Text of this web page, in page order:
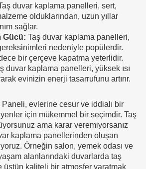
duvar kaplama panelleri, sert,
olduklarından, uzun yıllar
sağlar.
Gücü: Taş duvar kaplama panelleri,
nedeniyle popülerdir.
bir çerçeve kapatma yeterlidir.
duvar kaplama panelleri, yüksek ısı
evinizin enerji tasarrufunu artırır.
evlerine cesur ve iddialı bir
için mükemmel bir seçimdir. Taş
ama karar veremiyorsanız
kaplama panellerinden oluşan
Örneğin salon, yemek odası ve
alanlarındaki duvarlarda taş
üstün kaliteli bir atmosfer yaratmak